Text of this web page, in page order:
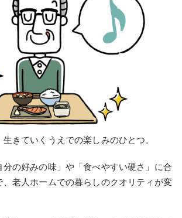
生きていくうえでの楽しみのひとつ。
の好みの味」や「食べやすい硬さ」に合
、老人ホームでの暮らしのクオリティが変